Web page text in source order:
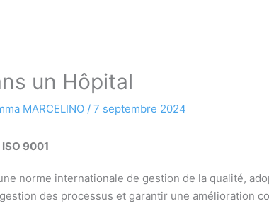
un Hôpital
MARCELINO /7 septembre 2024
9001
norme internationale de gestion de la qualité,
des processus et garantir une amélioration